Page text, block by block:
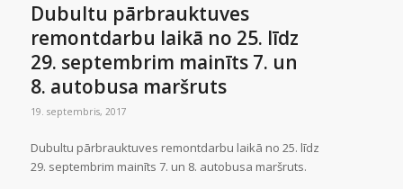
Dubultu pārbrauktuves
remontdarbu laikā no 25. līdz
29. septembrim mainīts 7. un
8. autobusa maršruts
19. septembris, 2017
Dubultu pārbrauktuves remontdarbu laikā no 25. līdz
29. septembrim mainīts 7. un 8. autobusa maršruts.